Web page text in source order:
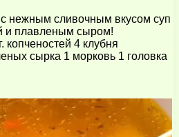
нежным сливочным вкусом суп
и плавленым сыром!
копченостей 4 клубня
сырка 1 морковь 1 головка